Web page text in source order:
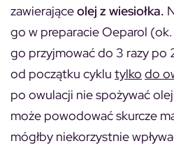
zawierająceolej z wiesiołka.
go w preparacie Oeparol
go przyjmować do 3 razy po
od początku cyklu tylko do
po owulacji nie spożywać
może powodować skurcze
mógłby niekorzystnie